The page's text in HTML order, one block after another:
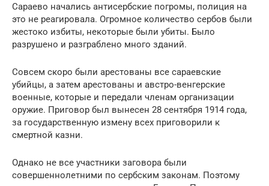
Сараево начались антисербские погромы, полиция на
это не реагировала. Огромное количество сербов были
жестоко избиты, некоторые были убиты. Было
разрушено и разграблено много зданий.
Совсем скоро были арестованы все сараевские
убийцы, а затем арестованы и австро-венгерские
военные, которые и передали членам организации
оружие. Приговор был вынесен 28 сентября 1914 года,
за государственную измену всех приговорили к
смертной казни.
Однако не все участники заговора были
совершеннолетними по сербским законам. Поэтому